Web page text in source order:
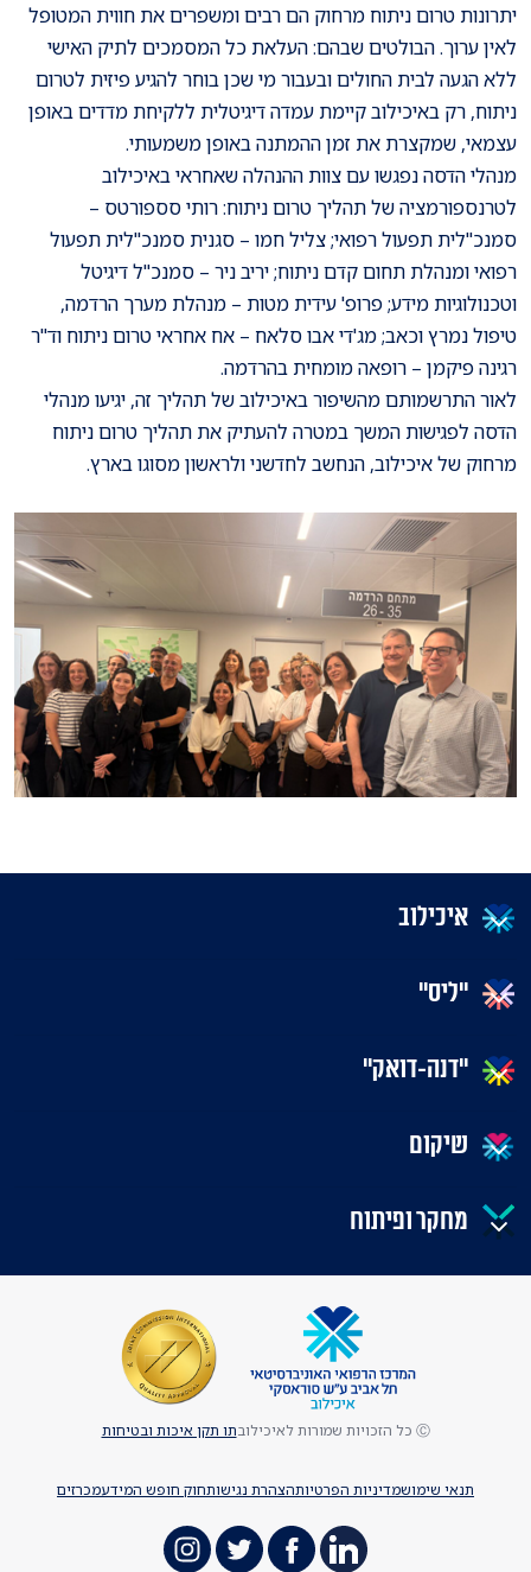
יתרונות טרום ניתוח מרחוק הם רבים ומשפרים את חווית המטופל
לאין ערוך. הבולטים שבהם: העלאת כל המסמכים לתיק האישי
ללא הגעה לבית החולים ובעבור מי שכן בוחר להגיע פיזית לטרום
ניתוח, רק באיכילוב קיימת עמדה דיגיטלית ללקיחת מדדים באופן
עצמאי, שמקצרת את זמן ההמתנה באופן משמעותי.
מנהלי הדסה נפגשו עם צוות ההנהלה שאחראי באיכילוב
לטרנספורמציה של תהליך טרום ניתוח: רותי סספורטס –
סמנכ"לית תפעול רפואי; צליל חמו – סגנית סמנכ"לית תפעול
רפואי ומנהלת תחום קדם ניתוח; יריב ניר – סמנכ"ל דיגיטל
וטכנולוגיות מידע; פרופ' עידית מטות – מנהלת מערך הרדמה,
טיפול נמרץ וכאב; מג'די אבו סלאח – אח אחראי טרום ניתוח וד"ר
רגינה פיקמן – רופאה מומחית בהרדמה.
לאור התרשמותם מהשיפור באיכילוב של תהליך זה, יגיעו מנהלי
הדסה לפגישות המשך במטרה להעתיק את תהליך טרום ניתוח
מרחוק של איכילוב, הנחשב לחדשני ולראשון מסוגו בארץ.
איכילוב
"ליס"
"דנה-דואק"
שיקום
מחקר ופיתוח
תנאי שימושמדיניות הפרטיותהצהרת נגישותחוק חופש המידעמכרזים
Ⓒ כל הזכויות שמורות לאיכילוב תו תקן איכות ובטיחות